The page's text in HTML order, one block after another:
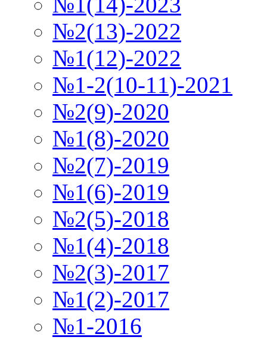
№2(13)-2022
№1(12)-2022
№1-2(10-11)-2021
№2(9)-2020
№1(8)-2020
№2(7)-2019
№1(6)-2019
№2(5)-2018
№1(4)-2018
№2(3)-2017
№1(2)-2017
№1-2016